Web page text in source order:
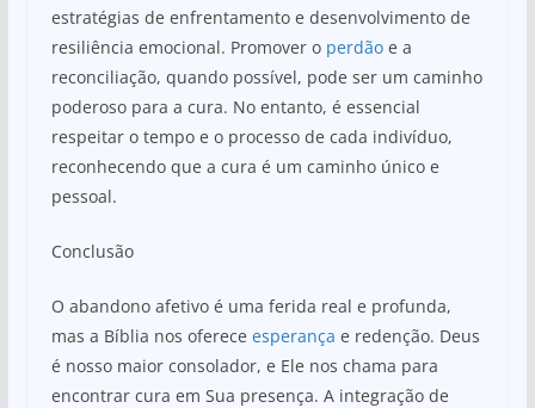
estratégias de enfrentamento e desenvolvimento de
resiliência emocional. Promover o perdãoe a
reconciliação, quando possível, pode ser um caminho
poderoso para a cura. No entanto, é essencial
respeitar o tempo e o processo de cada indivíduo,
reconhecendo que a cura é um caminho único e
pessoal.
Conclusão
O abandono afetivo é uma ferida real e profunda,
mas a Bíblia nos oferece esperança e redenção. Deus
é nosso maior consolador, e Ele nos chama para
encontrar cura em Sua presença. A integração de